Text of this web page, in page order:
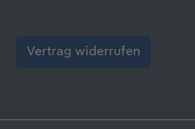
Vertrag widerrufen